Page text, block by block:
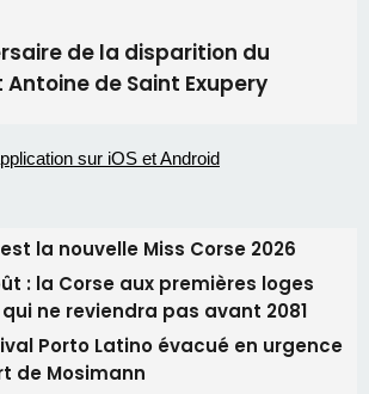
de la disparition du
de Saint Exupery
la nouvelle Miss Corse 2026
: la Corse aux premières loges
ne reviendra pas avant 2081
Porto Latino évacué en urgence
de Mosimann